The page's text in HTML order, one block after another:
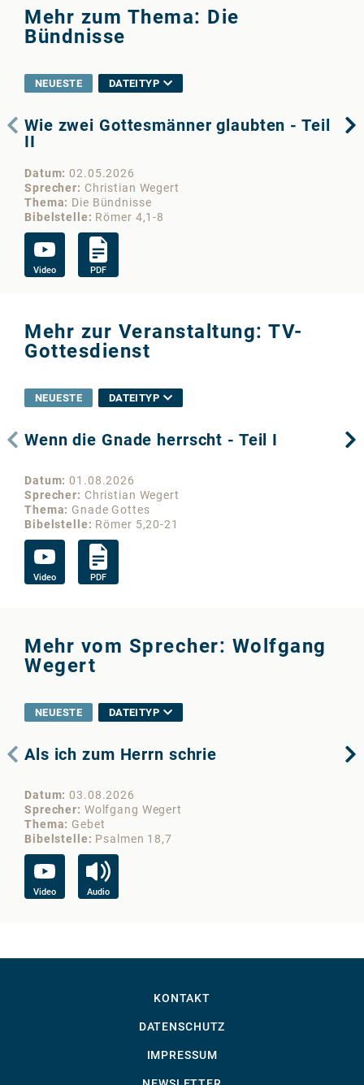
Mehr zum Thema: Die
Bündnisse
NEUESTE DATEITYP
Wie zwei Gottesmänner glaubten - Teil
II
Datum 02.05.2026
Sprecher
Christian Wegert
Thema
Die Bündnisse
Bibelstelle
Römer 4,1-8
Video PDF
Mehr zur Veranstaltung: TV-
Gottesdienst
NEUESTE DATEITYP
Wenn die Gnade herrscht - Teil I
Datum 01.08.2026
Sprecher
Christian Wegert
Thema
Gnade Gottes
Bibelstelle
Römer 5,20-21
Video PDF
Mehr vom Sprecher: Wolfgang
Wegert
NEUESTE DATEITYP
Als ich zum Herrn schrie
Datum 03.08.2026
Sprecher
Wolfgang Wegert
Thema
Gebet
Bibelstelle
Psalmen 18,7
Video Audio
KONTAKT
DATENSCHUTZ
IMPRESSUM